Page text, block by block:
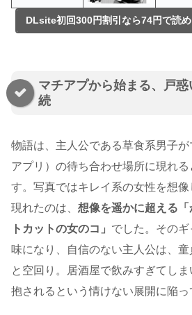
DLsite初回300円割引なら74円で読め
マチアプから始まる、戸
続
物語は、主人公である草食系男子
アプリ）の待ち合わせ場所に現れる
す。写真ではキレイ系の女性を想
現れたのは、 想像を遥かに超える
トカットの女のコ」 でした。その
味になり、自信のない主人公は、童
と空回り。居酒屋で飲みすぎてし
抱されるという情けない展開に陥っ